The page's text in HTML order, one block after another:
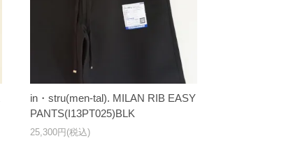
in・stru(men-tal). MILAN RIB EASY
PANTS(I13PT025)BLK
25,300円(税込)